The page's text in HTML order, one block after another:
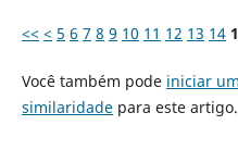
<< < 5 6 7 8 9 10 11 12 13 14
Você também pode iniciar
similaridadepara este artigo.